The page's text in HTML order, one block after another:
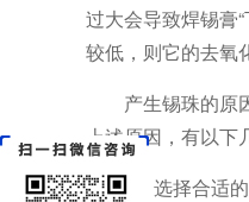
过大会导致焊锡膏
较低，则它的去氧
产生锡珠的原
上述原因，有以
1、选择合适